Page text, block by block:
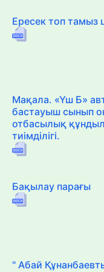
Ересек топ тамыз
Мақала. «Үш Б»
бастауыш сынып
отбасылық
тиімділігі.
Бақылау парағы
" Абай